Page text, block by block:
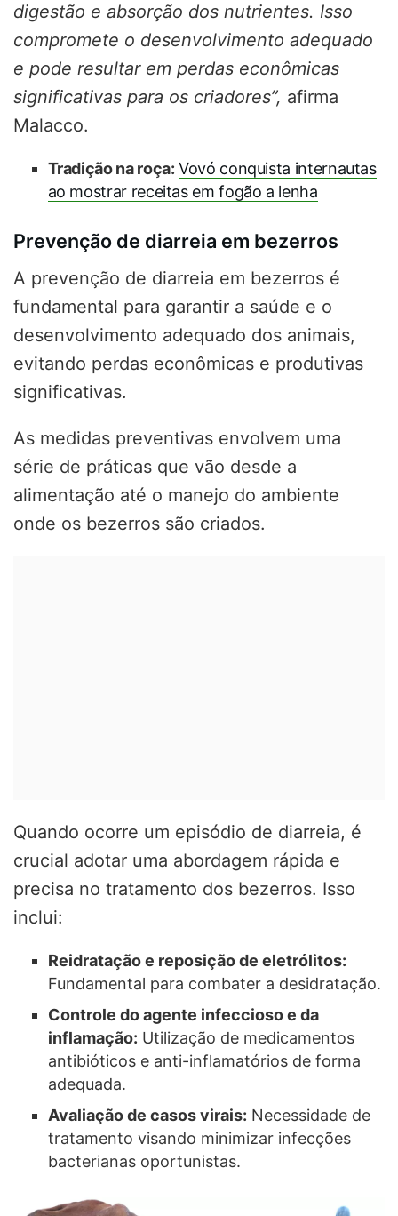
digestão e absorção dos nutrientes. Isso
compromete o desenvolvimento adequado
e pode resultar em perdas econômicas
significativas para os criadores”, afirma
Malacco.
Tradição na roça: Vovó conquista internautas
ao mostrar receitas em fogão a lenha
Prevenção de diarreia em bezerros
A prevenção de diarreia em bezerros é
fundamental para garantir a saúde e o
desenvolvimento adequado dos animais,
evitando perdas econômicas e produtivas
significativas.
As medidas preventivas envolvem uma
série de práticas que vão desde a
alimentação até o manejo do ambiente
onde os bezerros são criados.
Quando ocorre um episódio de diarreia, é
crucial adotar uma abordagem rápida e
precisa no tratamento dos bezerros. Isso
inclui:
Reidratação e reposição de eletrólitos:
Fundamental para combater a desidratação.
Controle do agente infeccioso e da
inflamação: Utilização de medicamentos
antibióticos e anti-inflamatórios de forma
adequada.
Avaliação de casos virais: Necessidade de
tratamento visando minimizar infecções
bacterianas oportunistas.